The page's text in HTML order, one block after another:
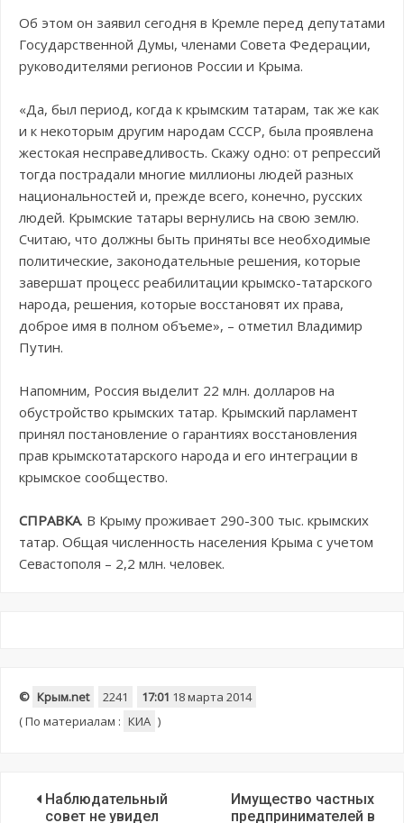
Об этом он заявил сегодня в Кремле перед депутатами
Государственной Думы, членами Совета Федерации,
руководителями регионов России и Крыма.
«Да, был период, когда к крымским татарам, так же как
и к некоторым другим народам СССР, была проявлена
жестокая несправедливость. Скажу одно: от репрессий
тогда пострадали многие миллионы людей разных
национальностей и, прежде всего, конечно, русских
людей. Крымские татары вернулись на свою землю.
Считаю, что должны быть приняты все необходимые
политические, законодательные решения, которые
завершат процесс реабилитации крымско-татарского
народа, решения, которые восстановят их права,
доброе имя в полном объеме», – отметил Владимир
Путин.
Напомним, Россия выделит 22 млн. долларов на
обустройство крымских татар. Крымский парламент
принял постановление о гарантиях восстановления
прав крымскотатарского народа и его интеграции в
крымское сообщество.
СПРАВКА. В Крыму проживает 290-300 тыс. крымских
татар. Общая численность населения Крыма с учетом
Севастополя – 2,2 млн. человек.
© Крым.net 2241 17:01 18 марта 2014
(По материалам : КИА )
Наблюдательный
совет не увидел
Имущество частных
предпринимателей в